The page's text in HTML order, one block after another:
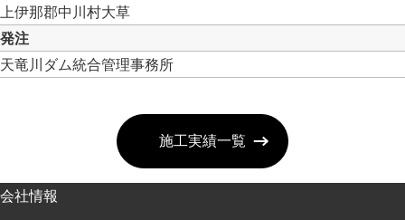
上伊那郡中川村大草
発注
天竜川ダム統合管理事務所
施工実績一覧
会社情報